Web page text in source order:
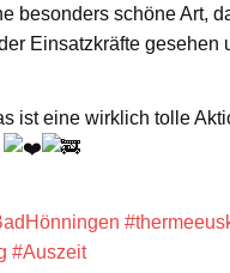
besonders schöne Art,
Einsatzkräfte gesehen
ist eine wirklich tolle
#Auszeit